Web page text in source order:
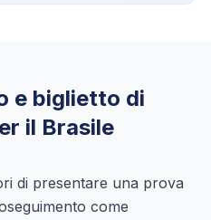
e biglietto di
il Brasile
di presentare una prova
come